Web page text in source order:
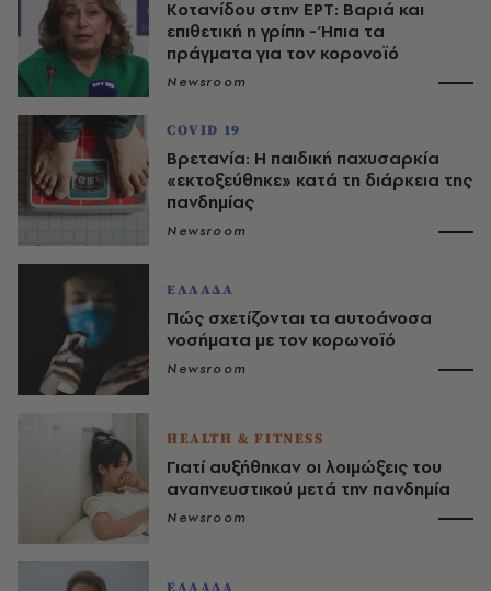
Κοτανίδου στην ΕΡΤ: Βαριά και
επιθετική η γρίπη - Ήπια τα
πράγματα για τον κορονοϊό
Newsroom
COVID 19
Βρετανία: Η παιδική παχυσαρκία
«εκτοξεύθηκε» κατά τη διάρκεια της
πανδημίας
Newsroom
ΕΛΛΑΔΑ
Πώς σχετίζονται τα αυτοάνοσα
νοσήματα με τον κορωνοϊό
Newsroom
HEALTH & FITNESS
Γιατί αυξήθηκαν οι λοιμώξεις του
αναπνευστικού μετά την πανδημία
Newsroom
ΕΛΛΑΔΑ